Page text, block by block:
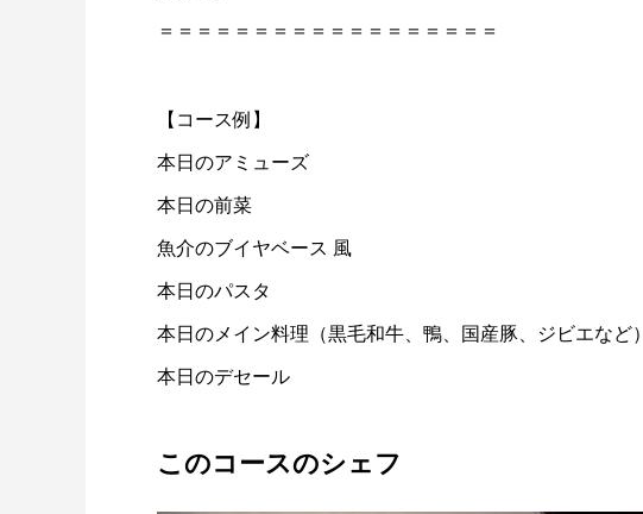
＝＝＝＝＝＝＝＝＝＝＝＝＝＝＝＝＝＝
【コース例】
本日のアミューズ
本日の前菜
魚介のブイヤベース 風
本日のパスタ
本日のメイン料理（黒毛和牛、鴨、国産豚、ジビエなど）
本日のデセール
このコースのシェフ